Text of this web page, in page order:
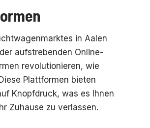
in Aalen
aufstrebenden Online-
revolutionieren, wie
Plattformen bieten
Knopfdruck, was es Ihnen
Zuhause zu verlassen.